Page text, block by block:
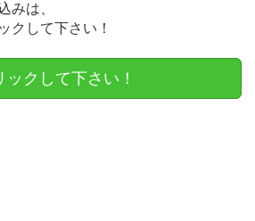
みは、
クして下さい！
ックして下さい！